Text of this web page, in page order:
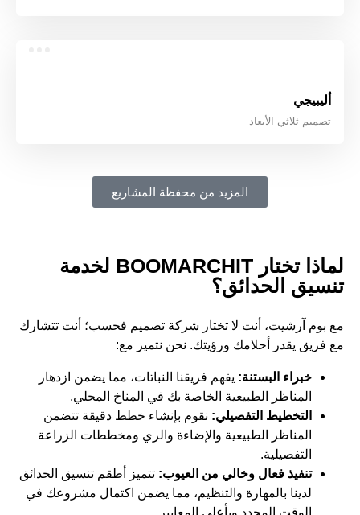
أليبيجي
تصميم ثلاثي الأبعاد
المزيد من محفظة المشاريع
لماذا تختار BOOMARCHIT لخدمة
تنسيق الحدائق؟
مع بوم آرشيت، أنت لا تختار شركة تصميم فحسب؛ أنت تتشارك
مع فريق يقدر أحلامك ورؤيتك. نحن نتميز مع:
خبراء البستنة: يفهم فريقنا النباتات، مما يضمن ازدهار
المناظر الطبيعية الخاصة بك في المناخ المحلي.
التخطيط التفصيلي: نقوم بإنشاء خطط دقيقة تتضمن
المناظر الطبيعية والإضاءة والري ومخططات الزراعة
التفصيلية.
تنفيذ فعال وخالي من العيوب: تتميز أطقم تنسيق الحدائق
لدينا بالمهارة والتنظيم، مما يضمن اكتمال مشروعك في
الوقت المحدد وبأعلى المعايير.